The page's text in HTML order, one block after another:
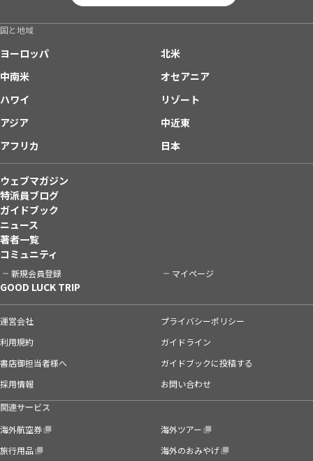
国と地域
ヨーロッパ
北米
中南米
オセアニア
ハワイ
リゾート
アジア
中近東
アフリカ
日本
ウェブマガジン
特派員ブログ
ガイドブック
ニュース
著者一覧
コミュニティ
新規会員登録 マイページ
GOOD LUCK TRIP
運営会社
プライバシーポリシー
利用規約
ガイドライン
書店御担当者様へ
ガイドブックに投稿する
採用情報
お問い合わせ
関連サービス
海外航空券
海外ツアー
旅行用品
海外のおみやげ